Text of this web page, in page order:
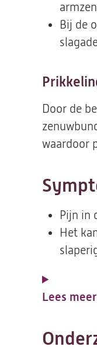
Bij de
Door de
waardoor
Pijn in
Het
Lees meer